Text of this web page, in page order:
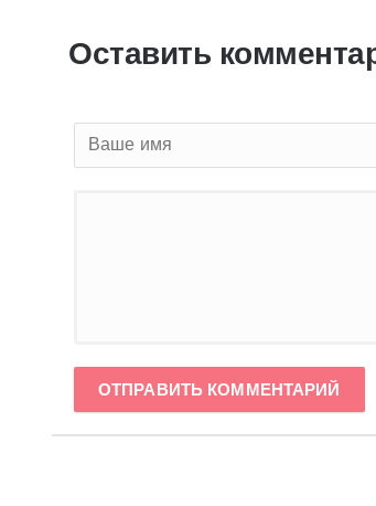
Оставить
ОТПРАВИТЬ КОММЕНТАРИЙ